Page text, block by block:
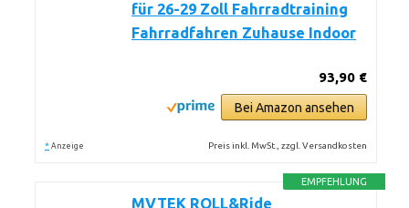
für 26-29 Zoll Fahrradtraining
Fahrradfahren Zuhause Indoor
93,90 €
Bei Amazon ansehen
* Anzeige Preis inkl. MwSt., zzgl. Versandkosten
EMPFEHLUNG
MVTEK ROLL&Ride